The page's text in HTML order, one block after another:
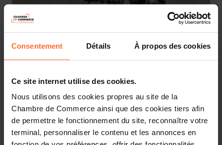
Consentement Détails À propos des cookies
Ce site internet utilise des cookies.
Nous utilisons des cookies propres au site de la
Chambre de Commerce ainsi que des cookies tiers afin
de permettre le fonctionnement du site, reconnaître votre
terminal, personnaliser le contenu et les annonces en
Face à un environnement réglementaire en constante
évolution, cette rubrique a été conçue pour
règlementations liées à la durabilité et aux normes ESG.